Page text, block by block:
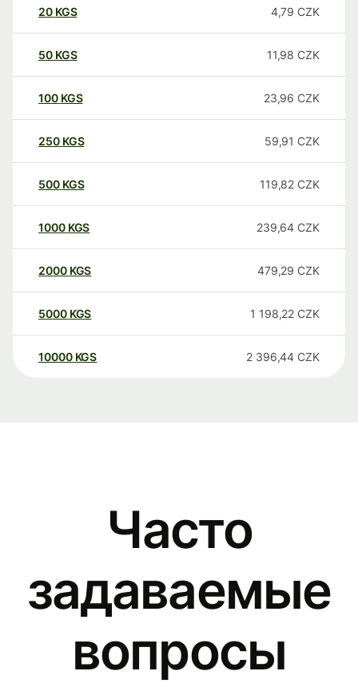
20 KGS 4,79 CZK
50 KGS 11,98 CZK
100 KGS 23,96 CZK
250 KGS 59,91 CZK
500 KGS 119,82 CZK
1000 KGS 239,64 CZK
2000 KGS 479,29 CZK
5000 KGS 1 198,22 CZK
10000 KGS 2 396,44 CZK
Часто
задаваемые
вопросы